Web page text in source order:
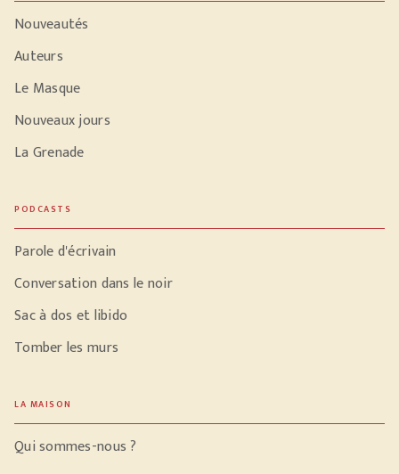
Nouveautés
Auteurs
Le Masque
Nouveaux jours
La Grenade
PODCASTS
Parole d'écrivain
Conversation dans le noir
Sac à dos et libido
Tomber les murs
LA MAISON
Qui sommes-nous ?